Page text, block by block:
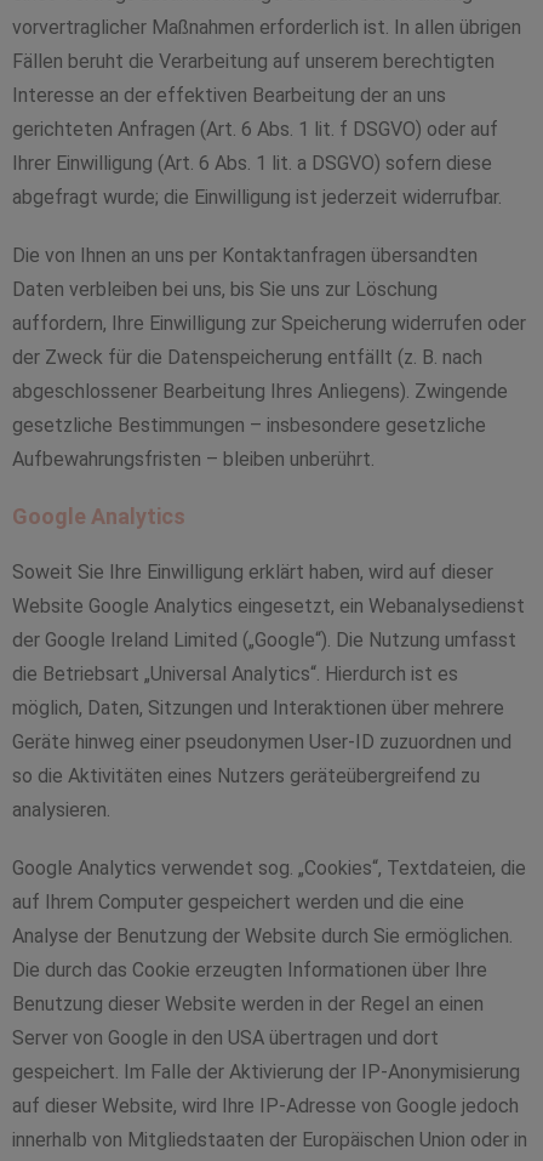
vorvertraglicher Maßnahmen erforderlich ist. In allen übrigen
Fällen beruht die Verarbeitung auf unserem berechtigten
Interesse an der effektiven Bearbeitung der an uns
gerichteten Anfragen (Art. 6 Abs. 1 lit. f DSGVO) oder auf
Ihrer Einwilligung (Art. 6 Abs. 1 lit. a DSGVO) sofern diese
abgefragt wurde; die Einwilligung ist jederzeit widerrufbar.
Die von Ihnen an uns per Kontaktanfragen übersandten
Daten verbleiben bei uns, bis Sie uns zur Löschung
auffordern, Ihre Einwilligung zur Speicherung widerrufen oder
der Zweck für die Datenspeicherung entfällt (z. B. nach
abgeschlossener Bearbeitung Ihres Anliegens). Zwingende
gesetzliche Bestimmungen – insbesondere gesetzliche
Aufbewahrungsfristen – bleiben unberührt.
Google Analytics
Soweit Sie Ihre Einwilligung erklärt haben, wird auf dieser
Website Google Analytics eingesetzt, ein Webanalysedienst
der Google Ireland Limited („Google“). Die Nutzung umfasst
die Betriebsart „Universal Analytics“. Hierdurch ist es
möglich, Daten, Sitzungen und Interaktionen über mehrere
Geräte hinweg einer pseudonymen User-ID zuzuordnen und
so die Aktivitäten eines Nutzers geräteübergreifend zu
analysieren.
Google Analytics verwendet sog. „Cookies“, Textdateien, die
auf Ihrem Computer gespeichert werden und die eine
Analyse der Benutzung der Website durch Sie ermöglichen.
Die durch das Cookie erzeugten Informationen über Ihre
Benutzung dieser Website werden in der Regel an einen
Server von Google in den USA übertragen und dort
gespeichert. Im Falle der Aktivierung der IP-Anonymisierung
auf dieser Website, wird Ihre IP-Adresse von Google jedoch
innerhalb von Mitgliedstaaten der Europäischen Union oder in